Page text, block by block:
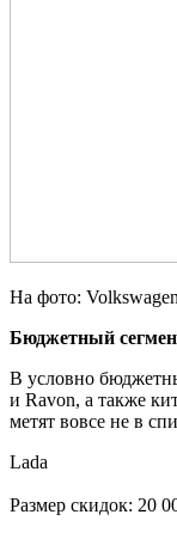
На фото:
Бюджетный
В условно
и Ravon, а также
метят вовсе не в
Lada
Размер скидок: 20